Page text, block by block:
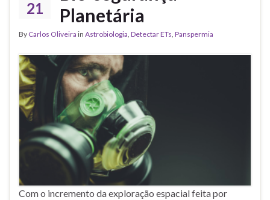
21
Planetária
By Carlos Oliveira in Astrobiologia, Detectar ETs, Panspermia
Com o incremento da exploração espacial feita por